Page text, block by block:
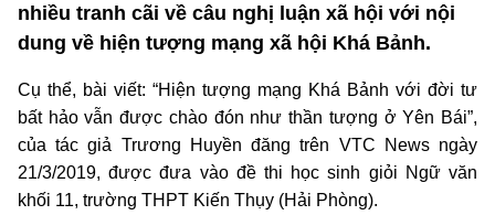
nhiều tranh cãi về câu nghị luận xã hội với nội
dung về hiện tượng mạng xã hội Khá Bảnh.
Cụ thể, bài viết: “Hiện tượng mạng Khá Bảnh với đời tư
bất hảo vẫn được chào đón như thần tượng ở Yên Bái”,
của tác giả Trương Huyền đăng trên VTC News ngày
21/3/2019, được đưa vào đề thi học sinh giỏi Ngữ văn
khối 11, trường THPT Kiến Thụy (Hải Phòng).